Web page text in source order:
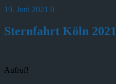
19. Juni 2021 0
Sternfahrt Köln 2021
Aufruf!